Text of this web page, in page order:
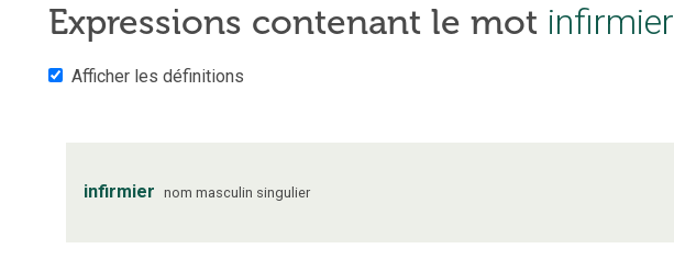
Expressions contenant le mot infirmier
Afficher les définitions
infirmier nom masculin singulier